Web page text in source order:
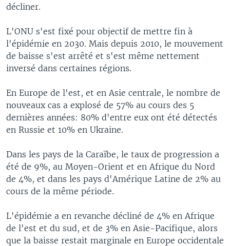
décliner.
L'ONU s'est fixé pour objectif de mettre fin à
l'épidémie en 2030. Mais depuis 2010, le mouvement
de baisse s'est arrêté et s'est même nettement
inversé dans certaines régions.
En Europe de l'est, et en Asie centrale, le nombre de
nouveaux cas a explosé de 57% au cours des 5
dernières années: 80% d'entre eux ont été détectés
en Russie et 10% en Ukraine.
Dans les pays de la Caraïbe, le taux de progression a
été de 9%, au Moyen-Orient et en Afrique du Nord
de 4%, et dans les pays d'Amérique Latine de 2% au
cours de la même période.
L'épidémie a en revanche décliné de 4% en Afrique
de l'est et du sud, et de 3% en Asie-Pacifique, alors
que la baisse restait marginale en Europe occidentale